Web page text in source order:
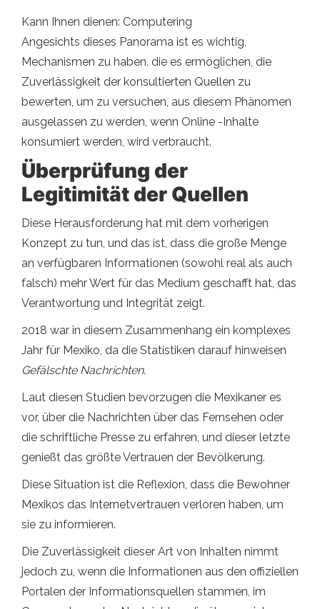
Kann Ihnen dienen: Computering
Angesichts dieses Panorama ist es wichtig,
Mechanismen zu haben, die es ermöglichen, die
Zuverlässigkeit der konsultierten Quellen zu
bewerten, um zu versuchen, aus diesem Phänomen
ausgelassen zu werden, wenn Online -Inhalte
konsumiert werden, wird verbraucht.
Überprüfung der
Legitimität der Quellen
Diese Herausforderung hat mit dem vorherigen
Konzept zu tun, und das ist, dass die große Menge
an verfügbaren Informationen (sowohl real als auch
falsch) mehr Wert für das Medium geschafft hat, das
Verantwortung und Integrität zeigt.
2018 war in diesem Zusammenhang ein komplexes
Jahr für Mexiko, da die Statistiken darauf hinweisen
Gefälschte Nachrichten.
Laut diesen Studien bevorzugen die Mexikaner es
vor, über die Nachrichten über das Fernsehen oder
die schriftliche Presse zu erfahren, und dieser letzte
genießt das größte Vertrauen der Bevölkerung.
Diese Situation ist die Reflexion, dass die Bewohner
Mexikos das Internetvertrauen verloren haben, um
sie zu informieren.
Die Zuverlässigkeit dieser Art von Inhalten nimmt
jedoch zu, wenn die Informationen aus den offiziellen
Portalen der Informationsquellen stammen, im